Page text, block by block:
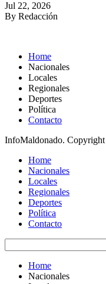
Jul 22, 2026
By Redacción
Home
Nacionales
Locales
Regionales
Deportes
Política
Contacto
InfoMaldonado. Copyright
Home
Nacionales
Locales
Regionales
Deportes
Política
Contacto
Home
Nacionales